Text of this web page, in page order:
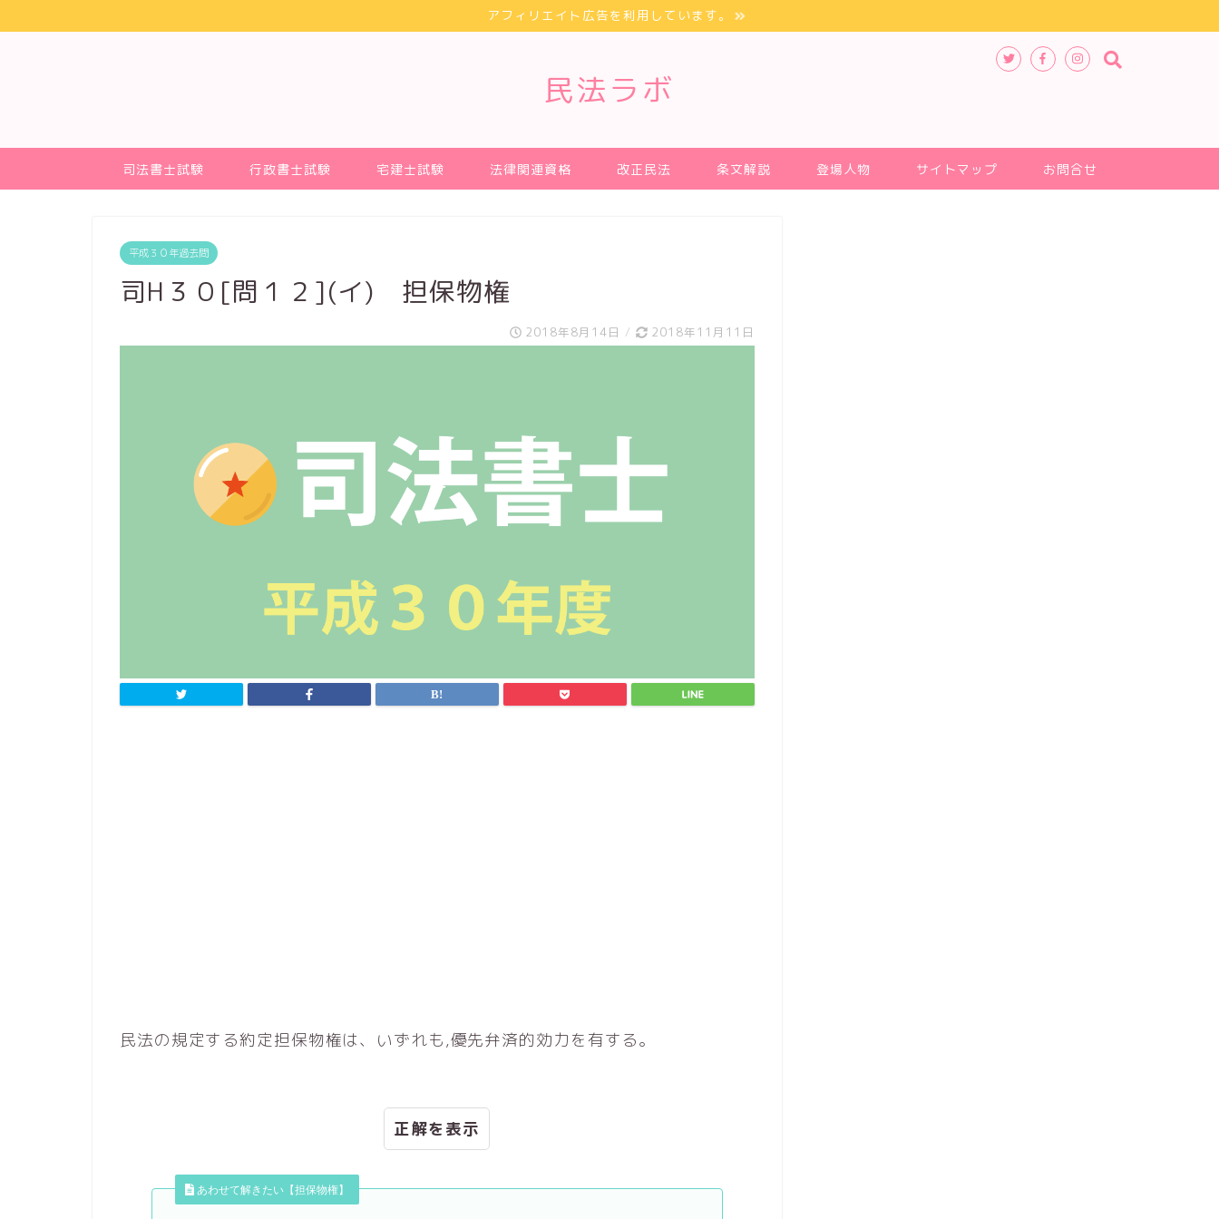
アフィリエイト広告を利用しています。
民法ラボ
司法書士試験 行政書士試験 宅建士試験 法律関連資格 改正民法 条文解説 登場人物 サイトマップ お問合せ
平成３０年過去問
司H３０[問１２](イ) 担保物権
2018年8月14日 / 2018年11月11日
民法の規定する約定担保物権は、いずれも,優先弁済的効力を有する。
正解
あわせて解きたい【担保物権】